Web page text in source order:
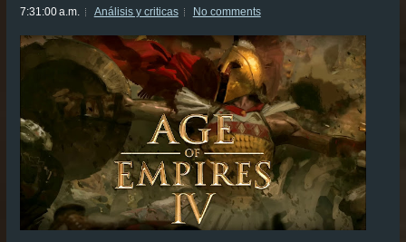
7:31:00 a.m. Análisis y criticas No comments